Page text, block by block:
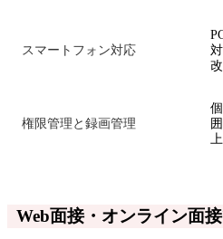
スマートフォン対応
権限管理と録画管理
Web面接・オンライン面